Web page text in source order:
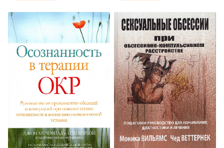
компульсивного
расстройства